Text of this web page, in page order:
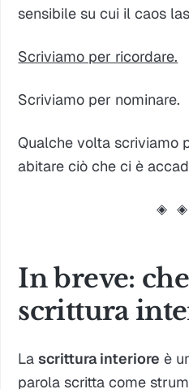
sensibile su cui il caos
Scriviamo per ricordare.
Scriviamo per nominare.
Qualche volta scriviamo
abitare ciò che ci è
◈ ◈
In breve: che
scrittura
Lascrittura interiore è
parola scritta come